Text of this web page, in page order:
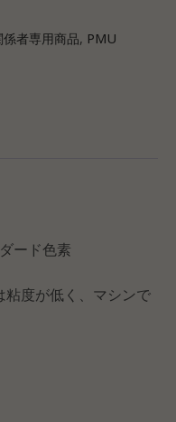
係者専用商品, PMU
ード色素
粘度が低く、マシンで